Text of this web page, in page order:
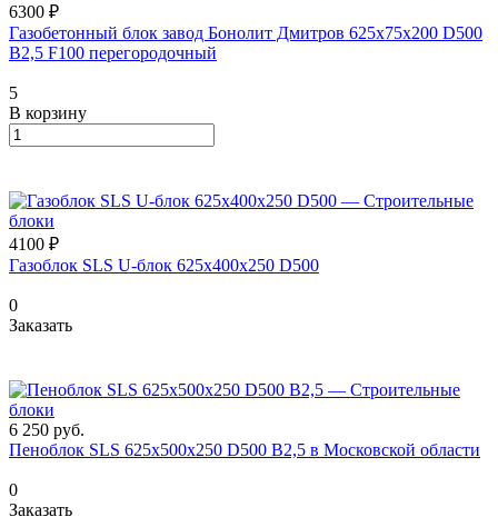
6300 ₽
Газобетонный блок завод Бонолит Дмитров 625х75х200 D500
В2,5 F100 перегородочный
5
В корзину
4100 ₽
Газоблок SLS U-блок 625х400х250 D500
0
Заказать
6 250 руб.
Пеноблок SLS 625х500х250 D500 В2,5 в Московской области
0
Заказать